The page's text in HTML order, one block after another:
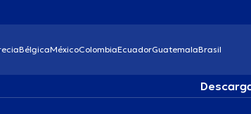
BélgicaMéxicoColombiaEcuadorGuatemalaBrasil